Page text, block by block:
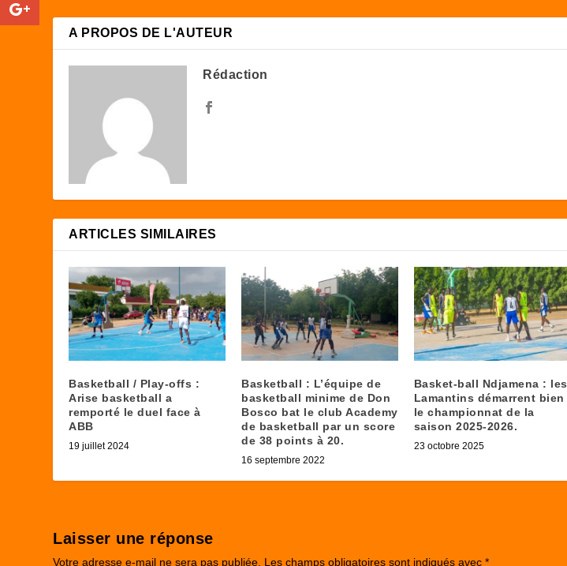
A PROPOS DE L'AUTEUR
Rédaction
ARTICLES SIMILAIRES
Basketball / Play-offs :
Arise basketball a
remporté le duel face à
ABB
19 juillet 2024
Basketball : L’équipe de
basketball minime de Don
Bosco bat le club Academy
de basketball par un score
de 38 points à 20.
16 septembre 2022
Basket-ball Ndjamena : les
Lamantins démarrent bien
le championnat de la
saison 2025-2026.
23 octobre 2025
Laisser une réponse
Votre adresse e-mail ne sera pas publiée. Les champs obligatoires sont indiqués avec*